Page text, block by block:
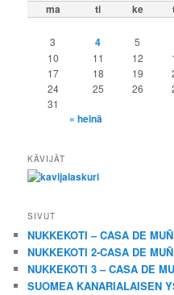
ma ti ke
3 4 5
10
11 12
17
18 19
24
25 26
31
« heinä
KÄVIJÄT
SIVUT
NUKKEKOTI – CASA DE
NUKKEKOTI 2-CASA DE
NUKKEKOTI 3 – CASA DE
SUOMEA KANARIALAISEN